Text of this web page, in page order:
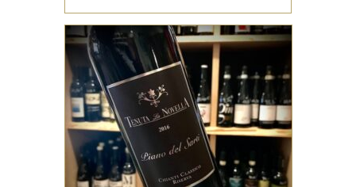
ETRANGERS ITALIE
Un pur Sangiovese issu de
parcelles de vieilles vignes,
élevé 15 mois en foudres en
bois de 30 hl, puis affiné en